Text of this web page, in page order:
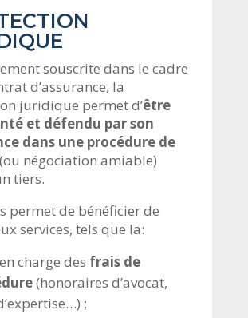
souscrite dans le cadre
d’assurance, la
juridique permet d’être
et défendu par son
dans une procédure de
(ou négociation amiable)
tiers.
permet de bénéficier de
services, tels que la:
charge des frais de
(honoraires d’avocat,
;